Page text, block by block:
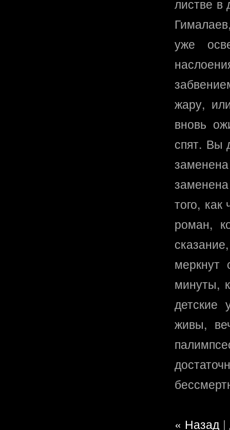
листве в
уже
жару,
вновь
спят. Вы
того, как
роман,
меркнут
минуты,
детские
живы,
« Назад |